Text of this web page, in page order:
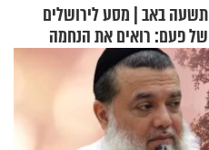
תשעה באב | מסע לירושלים
של פעם: רואים את הנחמה